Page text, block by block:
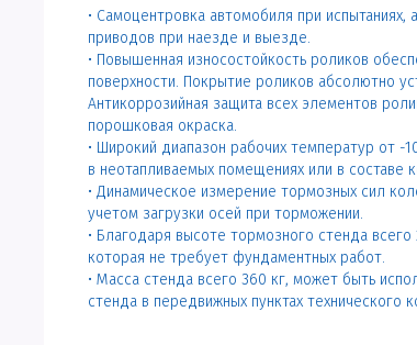
• Самоцентровка автомобиля при
приводов при наезде и выезде.
• Повышенная износостойкость роликов
поверхности. Покрытие роликов абсолютно
Антикоррозийная защита всех элементов
порошковая окраска.
• Широкий диапазон рабочих температур от -
в неотапливаемых помещениях или в составе
• Динамическое измерение тормозных сил
учетом загрузки осей при торможении.
• Благодаря высоте тормозного стенда
которая не требует фундаментных работ.
• Масса стенда всего 360 кг, может быть
стенда в передвижных пунктах технического